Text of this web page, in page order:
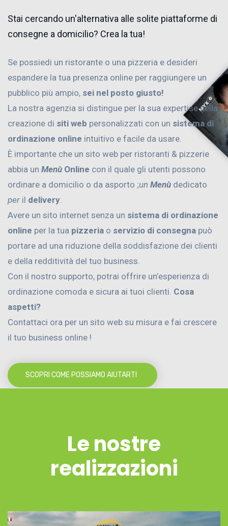
Stai cercando un'alternativa alle solite piattaforme di
consegne a domicilio? Crea la tua!
Se possiedi un ristorante o una pizzeria e desideri
espandere la tua presenza online per raggiungere un
pubblico più ampio, sei nel posto giusto!
La nostra agenzia si distingue per la sua expertise nella
creazione di siti web personalizzati con un sistema di
ordinazione online intuitivo e facile da usare.
È importante che un sito web per ristoranti & pizzerie
abbia un Menù Online con il quale gli utenti possono
ordinare a domicilio o da asporto ;un Menù dedicato
per il delivery
Avere un sito internet senza un sistema di ordinazione
online per la tua pizzeria o servizio di consegna può
portare ad una riduzione della soddisfazione dei clienti
e della redditività del tuo business.
Con il nostro supporto, potrai offrire un’esperienza di
ordinazione comoda e sicura ai tuoi clienti. Cosa
aspetti?
Contattaci ora per un sito web su misura e fai crescere
il tuo business online !
SCOPRI COME POSSIAMO AIUTARTI
Le nostre
realizzazioni